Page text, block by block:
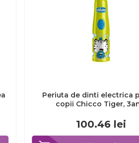
Periuta de dinti electrica
copii Chicco Tiger,
100.46 lei